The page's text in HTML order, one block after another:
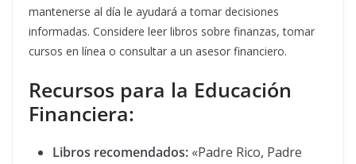
mantenerse al día le ayudará a tomar decisiones
informadas. Considere leer libros sobre finanzas, tomar
cursos en línea o consultar a un asesor financiero.
Recursos para la Educación
Financiera:
Libros recomendados: «Padre Rico, Padre